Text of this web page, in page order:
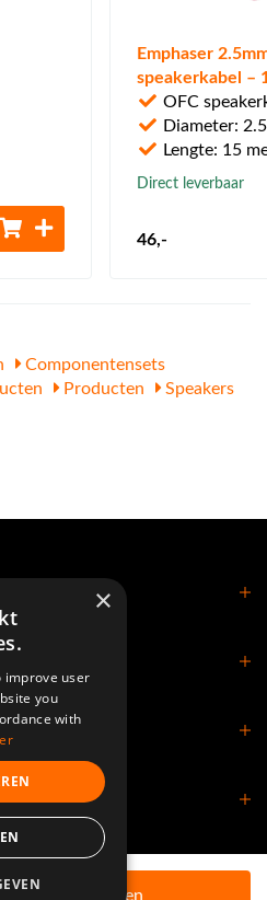
In winkelwagen
Emphaser
speakerkabel –
OFC
Diameter:
Lengte: 15
Direct leverbaar
46,-
Componentensets
Producten
Speakers
×
improve user
you
with